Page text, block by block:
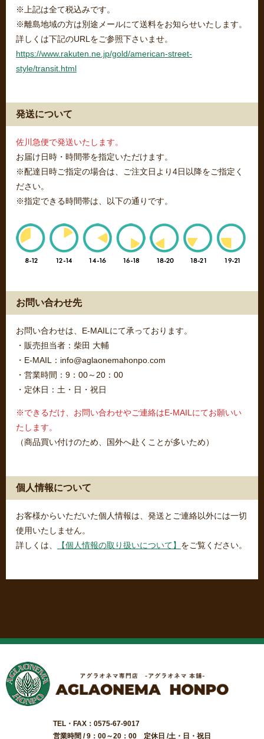
※上記は全て税込みです。
※離島地域の方は別途メールにて送料をお知らせいたします。
詳しくは下記のURLをご参照下さいませ。
https://www.rakuten.ne.jp/gold/american-street-
style/transit.html
発送について
佐川急便で発送いたします。
お届け日時・時間帯を指定いただけます。
※配達日時ご指定の場合は、ご注文日より4日以降をご指定く
ださい。
※指定できる時間帯は、以下の通りです。
お問い合わせ先
お問い合わせは、E-MAILにて承っております。
・販売担当者：柴田 大輔
・E-MAIL：info@aglaonemahonpo.com
・営業時間：9：00～20：00
・定休日：土・日・祝日
※できるだけ、お問い合わせやご連絡はE-MAILにてお願いい
たします。
（商品買い付けのため、国外へ赴くことが多いため）
個人情報について
お客様からいただいた個人情報は、発送とご連絡以外には一切
使用いたしません。
詳しくは、
【個人情報の取り扱いについて】 をご覧ください。
TEL・FAX：0575-67-9017
営業時間 / 9：00～20：00 定休日 /土・日・祝日